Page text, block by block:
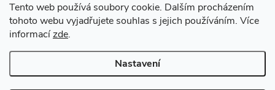
Tento web používá soubory cookie. Dalším procházením
tohoto webu vyjadřujete souhlas s jejich používáním. Více
informacízde.
Nastavení